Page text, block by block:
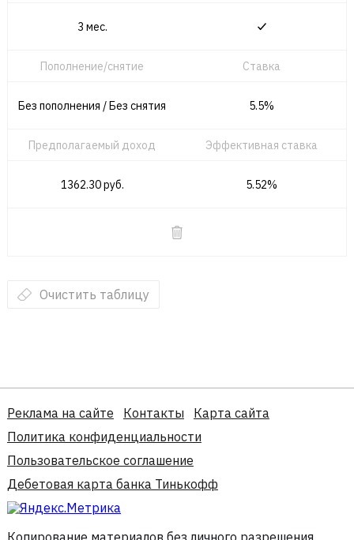
3 мес.
Пополнение/снятие
Без пополнения / Без снятия
Ставка
5.5%
Предполагаемый доход
1362.30 руб.
Эффективная ставка
5.52%
Очистить таблицу
Реклама на сайте Контакты
Карта сайта
Политика конфиденциальности
Пользовательское соглашение
Дебетовая карта банка Тинькофф
Копирование материалов без личного разрешения